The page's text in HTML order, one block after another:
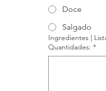
Doce
Salgado
Ingredientes |
Quantidades: *